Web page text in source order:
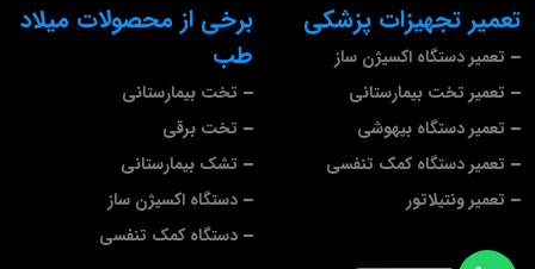
برخی از محصولات میلاد
طب
تخت بیمارستانی
تخت برقی
تشک بیمارستانی
دستگاه اکسیژن ساز
دستگاه کمک تنفسی
تعمیر تجهیزات پزشکی
تعمیر دستگاه اکسیژن ساز
تعمیر تخت بیمارستانی
تعمیر دستگاه بیهوشی
تعمیر دستگاه کمک تنفسی
تعمیر ونتیلاتور